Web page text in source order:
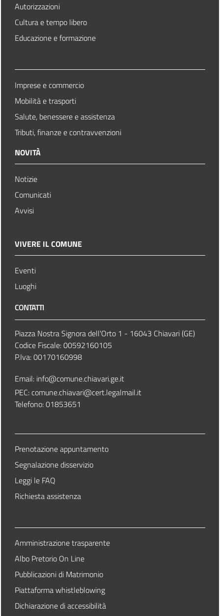
Autorizzazioni
Cultura e tempo libero
Educazione e formazione
Imprese e commercio
Mobilità e trasporti
Salute, benessere e assistenza
Tributi, finanze e contravvenzioni
NOVITÀ
Notizie
Comunicati
Avvisi
VIVERE IL COMUNE
Eventi
Luoghi
CONTATTI
Piazza Nostra Signora dell'Orto 1 - 16043 Chiavari (GE)
Codice Fiscale: 00592160105
P.Iva: 00170160998
Email: info@comune.chiavari.ge.it
PEC: comune.chiavari@cert.legalmail.it
Telefono: 01853651
Prenotazione appuntamento
Segnalazione disservizio
Leggi le FAQ
Richiesta assistenza
Amministrazione trasparente
Albo Pretorio On Line
Pubblicazioni di Matrimonio
Piattaforma whistleblowing
Dichiarazione di accessibilità